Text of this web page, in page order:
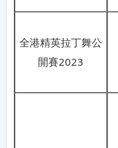
全港精英拉丁舞公
開賽2023